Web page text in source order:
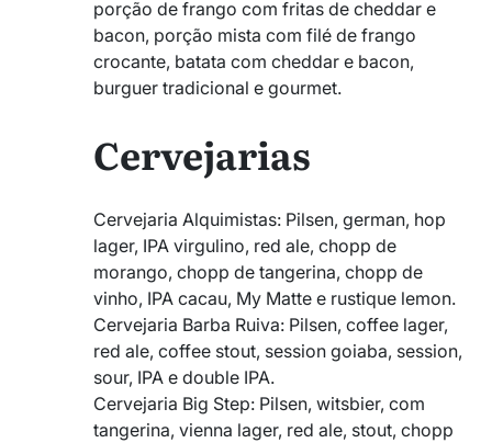
porção de frango com fritas de cheddar e
bacon, porção mista com filé de frango
crocante, batata com cheddar e bacon,
burguer tradicional e gourmet.
Cervejarias
Cervejaria Alquimistas: Pilsen, german, hop
lager, IPA virgulino, red ale, chopp de
morango, chopp de tangerina, chopp de
vinho, IPA cacau, My Matte e rustique lemon.
Cervejaria Barba Ruiva: Pilsen, coffee lager,
red ale, coffee stout, session goiaba, session,
sour, IPA e double IPA.
Cervejaria Big Step: Pilsen, witsbier, com
tangerina, vienna lager, red ale, stout, chopp